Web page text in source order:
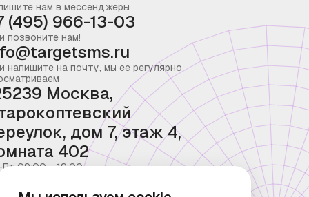
нам в мессенджеры
(495) 966-13-03
позвоните нам!
напишите на почту, мы ее регулярно
Москва,
дом 7, этаж 4,
402
09:00 - 19:00